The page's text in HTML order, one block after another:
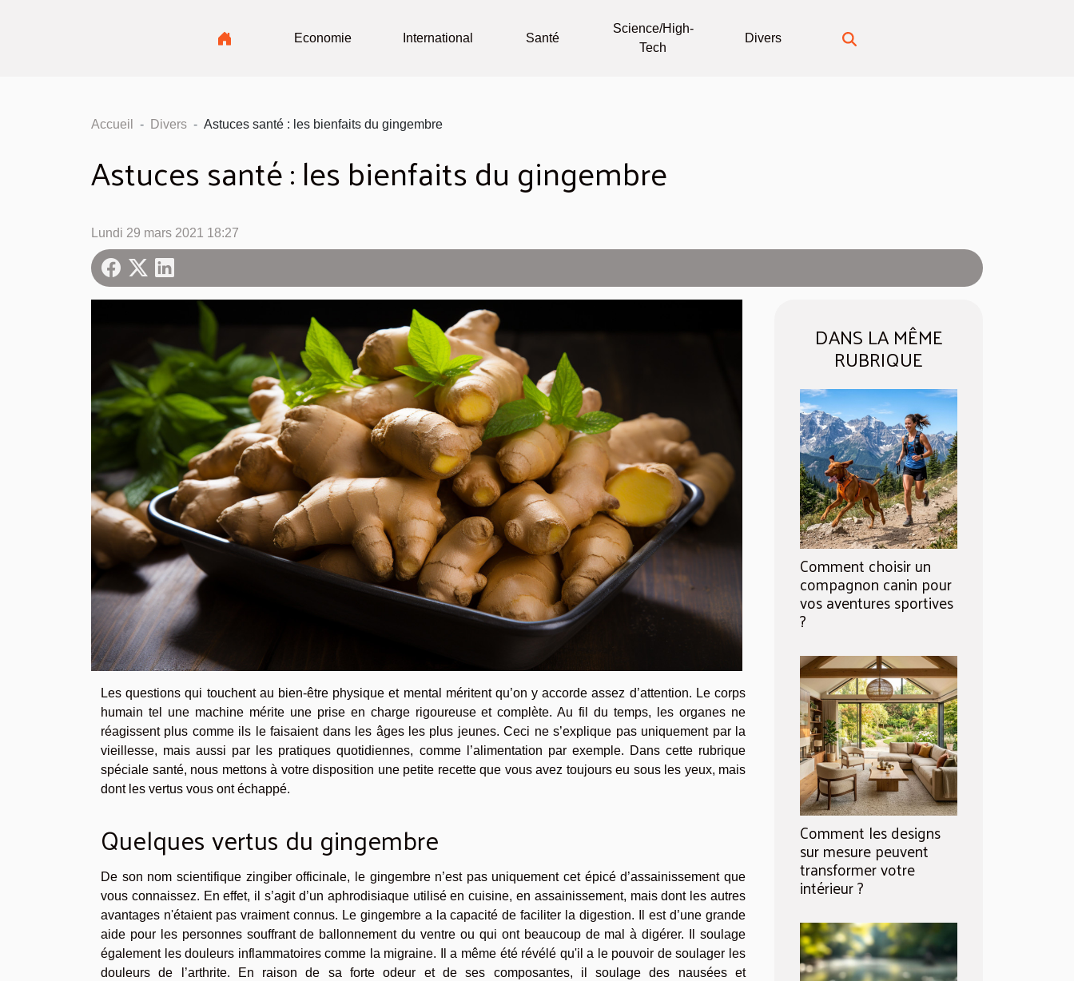
Economie International Santé
Science/High-
Tech
Divers
Accueil Divers Astuces santé : les bienfaits du gingembre
Astuces santé : les bienfaits du gingembre
Lundi 29 mars 2021 18:27
Les questions qui touchent au bien-être physique et mental méritent qu’on y accorde assez d’attention. Le corps
humain tel une machine mérite une prise en charge rigoureuse et complète. Au fil du temps, les organes ne
réagissent plus comme ils le faisaient dans les âges les plus jeunes. Ceci ne s’explique pas uniquement par la
vieillesse, mais aussi par les pratiques quotidiennes, comme l’alimentation par exemple. Dans cette rubrique
spéciale santé, nous mettons à votre disposition une petite recette que vous avez toujours eu sous les yeux, mais
dont les vertus vous ont échappé.
Quelques vertus du gingembre
De son nom scientifique zingiber officinale, le gingembre n’est pas uniquement cet épicé d’assainissement que
vous connaissez. En effet, il s’agit d’un aphrodisiaque utilisé en cuisine, en assainissement, mais dont les autres
avantages n'étaient pas vraiment connus. Le gingembre a la capacité de faciliter la digestion. Il est d’une grande
aide pour les personnes souffrant de ballonnement du ventre ou qui ont beaucoup de mal à digérer. Il soulage
également les douleurs inflammatoires comme la migraine. Il a même été révélé qu'il a le pouvoir de soulager les
douleurs de l’arthrite. En raison de sa forte odeur et de ses composantes, il soulage des nausées et
DANS LA MÊME
RUBRIQUE
Comment choisir un
compagnon canin pour
vos aventures sportives
?
Comment les designs
sur mesure peuvent
transformer votre
intérieur ?